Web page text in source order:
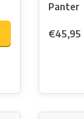
Panter
€45,95